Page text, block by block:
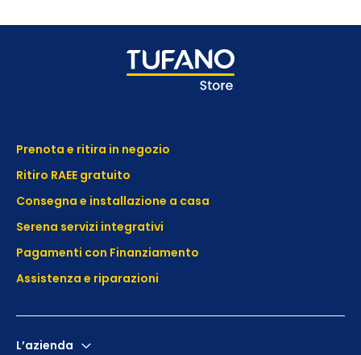
Prenota e ritira in negozio
Ritiro RAEE gratuito
Consegna e installazione a casa
Serena servizi integrativi
Pagamenti con Finanziamento
Assistenza e riparazioni
L’azienda